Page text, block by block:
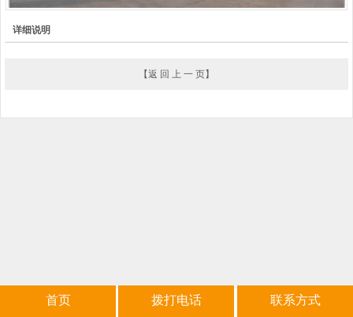
详细说明
【返 回 上 一 页】
首页 拨打电话 联系方式